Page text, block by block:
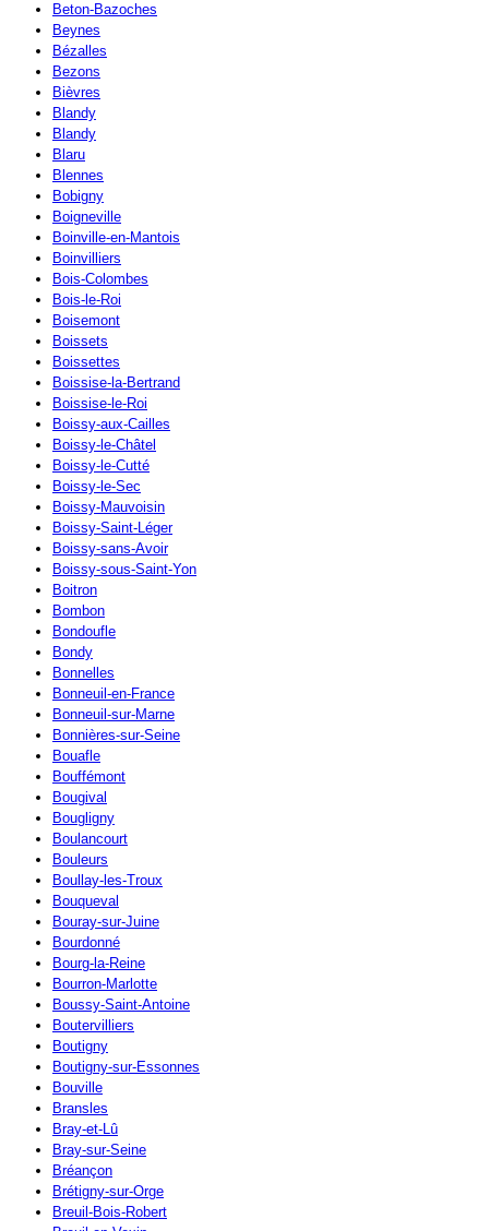
Beton-Bazoches
Beynes
Bézalles
Bezons
Bièvres
Blandy
Blandy
Blaru
Blennes
Bobigny
Boigneville
Boinville-en-Mantois
Boinvilliers
Bois-Colombes
Bois-le-Roi
Boisemont
Boissets
Boissettes
Boissise-la-Bertrand
Boissise-le-Roi
Boissy-aux-Cailles
Boissy-le-Châtel
Boissy-le-Cutté
Boissy-le-Sec
Boissy-Mauvoisin
Boissy-Saint-Léger
Boissy-sans-Avoir
Boissy-sous-Saint-Yon
Boitron
Bombon
Bondoufle
Bondy
Bonnelles
Bonneuil-en-France
Bonneuil-sur-Marne
Bonnières-sur-Seine
Bouafle
Bouffémont
Bougival
Bougligny
Boulancourt
Bouleurs
Boullay-les-Troux
Bouqueval
Bouray-sur-Juine
Bourdonné
Bourg-la-Reine
Bourron-Marlotte
Boussy-Saint-Antoine
Boutervilliers
Boutigny
Boutigny-sur-Essonnes
Bouville
Bransles
Bray-et-Lû
Bray-sur-Seine
Bréançon
Brétigny-sur-Orge
Breuil-Bois-Robert